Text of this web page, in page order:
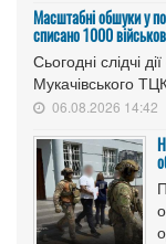
Масштабні обшуки у
списано 1000
Сьогодні слідчі
Мукачівського
06.08.2026 14:42